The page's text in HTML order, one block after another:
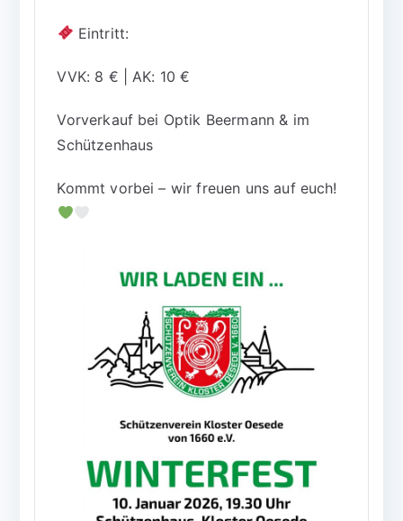
Eintritt:
VVK: 8 € | AK: 10 €
Vorverkauf bei Optik Beermann & im
Schützenhaus
Kommt vorbei – wir freuen uns auf euch!